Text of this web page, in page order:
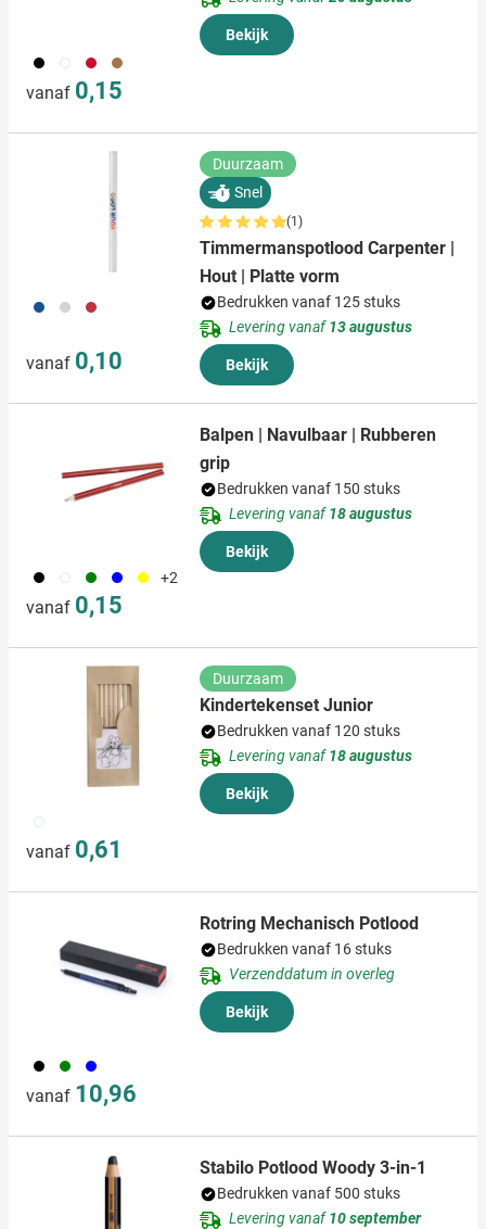
001 002 008 945
vanaf 0,15
Bekijk
023 002 008
vanaf 0,10
Duurzaam
Snel
(1)
Timmermanspotlood Carpenter |
Hout | Platte vorm
Bedrukken vanaf 125 stuks
Levering vanaf13 augustus
Bekijk
001 002 004 005 006 +2
vanaf 0,15
Balpen | Navulbaar | Rubberen
grip
Bedrukken vanaf 150 stuks
Levering vanaf18 augustus
Bekijk
009
vanaf 0,61
Duurzaam
Kindertekenset Junior
Bedrukken vanaf 120 stuks
Levering vanaf18 augustus
Bekijk
001 004 005
vanaf 10,96
Rotring Mechanisch Potlood
Bedrukken vanaf 16 stuks
Verzenddatum in overleg
Bekijk
Stabilo Potlood Woody 3-in-1
Bedrukken vanaf 500 stuks
Levering vanaf10 september